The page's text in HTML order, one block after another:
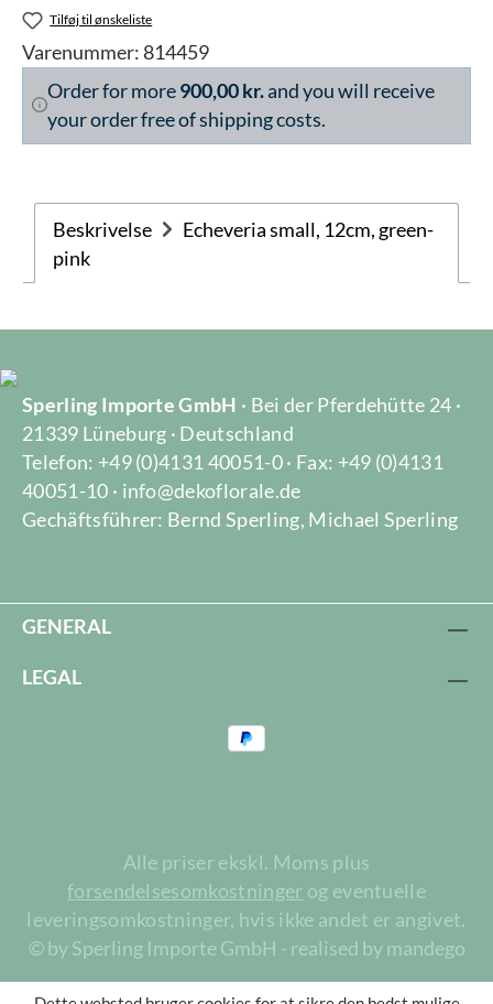
Tilføj til ønskeliste
Varenummer: 814459
Order for more900,00 kr.and you will receive
your order free of shipping costs.
Beskrivelse
Echeveria small, 12cm, green-
pink
Sperling Importe GmbH · Bei der Pferdehütte 24 ·
21339 Lüneburg · Deutschland
Telefon: +49 (0)4131 40051-0 · Fax: +49 (0)4131
40051-10 · info@dekoflorale.de
Gechäftsführer: Bernd Sperling, Michael Sperling
GENERAL
LEGAL
Alle priser ekskl. Moms plus
forsendelsesomkostninger og eventuelle
leveringsomkostninger, hvis ikke andet er angivet.
© by Sperling Importe GmbH - realised by mandego